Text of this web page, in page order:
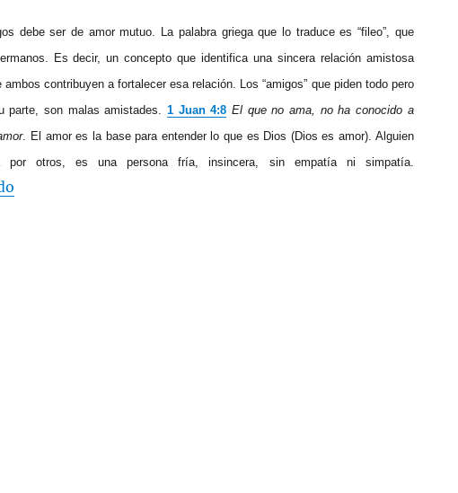
debe ser de amor mutuo. La palabra griega que lo traduce es “fileo”, que
Es decir, un concepto que identifica una sincera relación amistosa
ambos contribuyen a fortalecer esa relación. Los “amigos” que piden todo pero
parte, son malas amistades. 1 Juan 4:8 El que no ama, no ha conocido a
. El amor es la base para entender lo que es Dios (Dios es amor). Alguien
por otros, es una persona fría, insincera, sin empatía ni simpatía.
“edj 02-08 Problemas con las Amistades (como solucionarlos)”